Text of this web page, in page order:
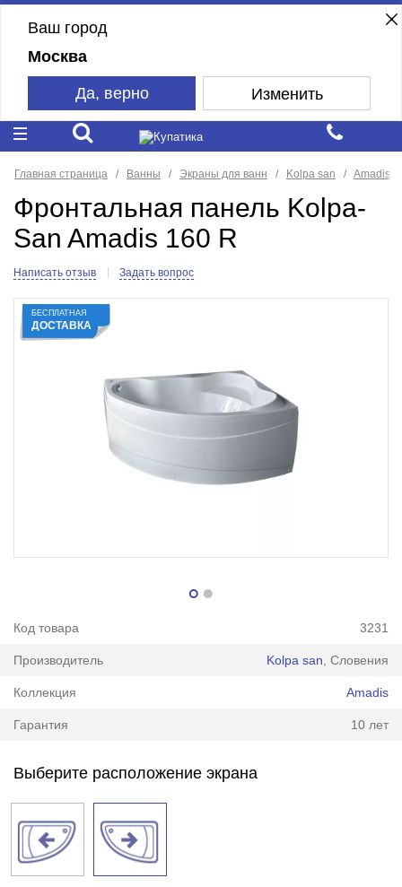
Ваш город
Москва
Да, верно Изменить
Главная страница Ванны Экраны для ванн Kolpa san Amadis
Фронтальная панель Kolpa-
San Amadis 160 R
Написать отзыв Задать вопрос
БЕСПЛАТНАЯ
ДОСТАВКА
Код товара 3231
Производитель Kolpa san , Словения
Коллекция Amadis
Гарантия 10 лет
Выберите расположение экрана